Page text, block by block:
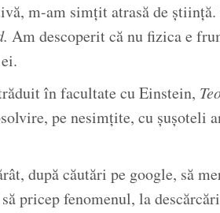
m-am simțit atrasă de
Am descoperit că nu fizica e
în facultate cu Einstein,
pe nesimțite, cu șușoteli
după căutări pe google, să
pricep fenomenul, la